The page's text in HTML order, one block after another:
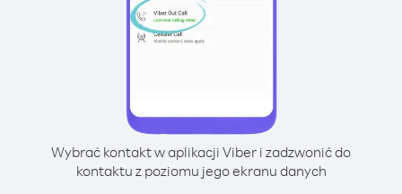
Wybrać kontakt w aplikacji Viber i zadzwonić do
kontaktu z poziomu jego ekranu danych